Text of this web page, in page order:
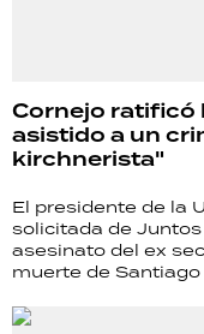
Cornejo ratificó
asistido a un
kirchnerista"
El presidente de la
solicitada de
asesinato del ex
muerte de Santiago